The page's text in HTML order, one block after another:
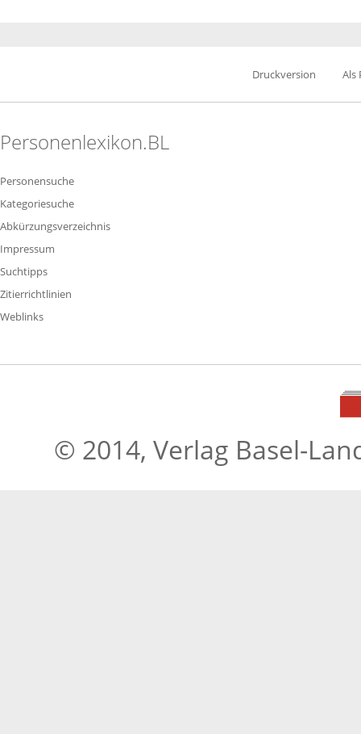
Druckversion Als
Personenlexikon.BL
Personensuche
Kategoriesuche
Abkürzungsverzeichnis
Impressum
Suchtipps
Zitierrichtlinien
Weblinks
© 2014, Verlag Basel-